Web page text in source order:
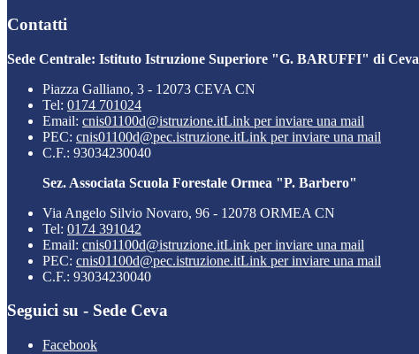
Contatti
Sede Centrale: Istituto Istruzione Superiore "G. BARUFFI" di Ceva
Piazza Galliano, 3 - 12073 CEVA CN
Tel: 0174 701024
Email: cnis01100d@istruzione.itLink per inviare una mail
PEC: cnis01100d@pec.istruzione.itLink per inviare una mail
C.F.: 93034230040
Sez. Associata Scuola Forestale Ormea "P. Barbero"
Via Angelo Silvio Novaro, 96 - 12078 ORMEA CN
Tel: 0174 391042
Email: cnis01100d@istruzione.itLink per inviare una mail
PEC: cnis01100d@pec.istruzione.itLink per inviare una mail
C.F.: 93034230040
Seguici su - Sede Ceva
Facebook